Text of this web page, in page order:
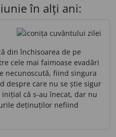
în alți ani:
din închisoarea de pe
cele mai faimoase evadări
necunoscută, fiind singura
despre care nu se știe sigur
că s-au înecat, dar nu
deținuților nefiind